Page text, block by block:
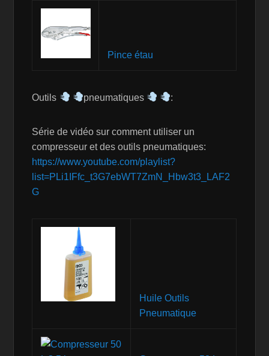
Pince étau
Outils pneumatiques :
Série de vidéo sur comment utiliser un
compresseur et des outils pneumatiques:
https://www.youtube.com/playlist?
list=PLi1IFfc_t3G7ebWT7ZmN_Hbw3t3_LAF2
G
Huile Outils
Pneumatique